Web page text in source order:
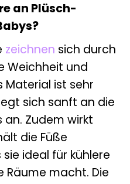
an Plüsch-
zeichnen sich durch
Weichheit und
Material ist sehr
sich sanft an die
an. Zudem wirkt
die Füße
ideal für kühlere
Räume macht. Die